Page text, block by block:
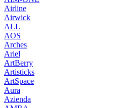
Airline
Airwick
ALL
AOS
Arches
Ariel
ArtBerry
Artisticks
ArtSpace
Aura
Azienda